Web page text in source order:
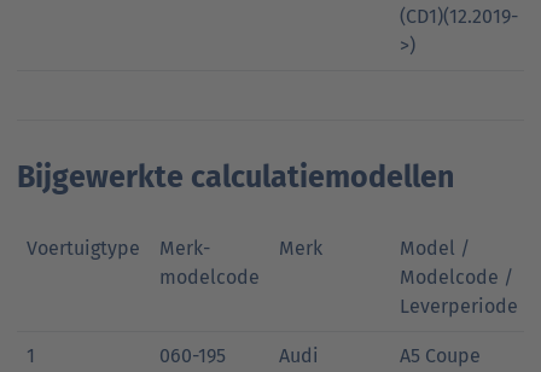
(CD1)(12.2019-
>)
Bijgewerkte calculatiemodellen
Voertuigtype
Merk-
modelcode
Merk
Model /
Modelcode /
Leverperiode
1 060-195 Audi
A5 Coupe